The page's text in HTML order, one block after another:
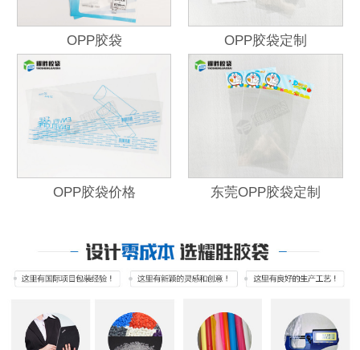
OPP胶袋 OPP胶袋定制
OPP胶袋价格 东莞OPP胶袋定制